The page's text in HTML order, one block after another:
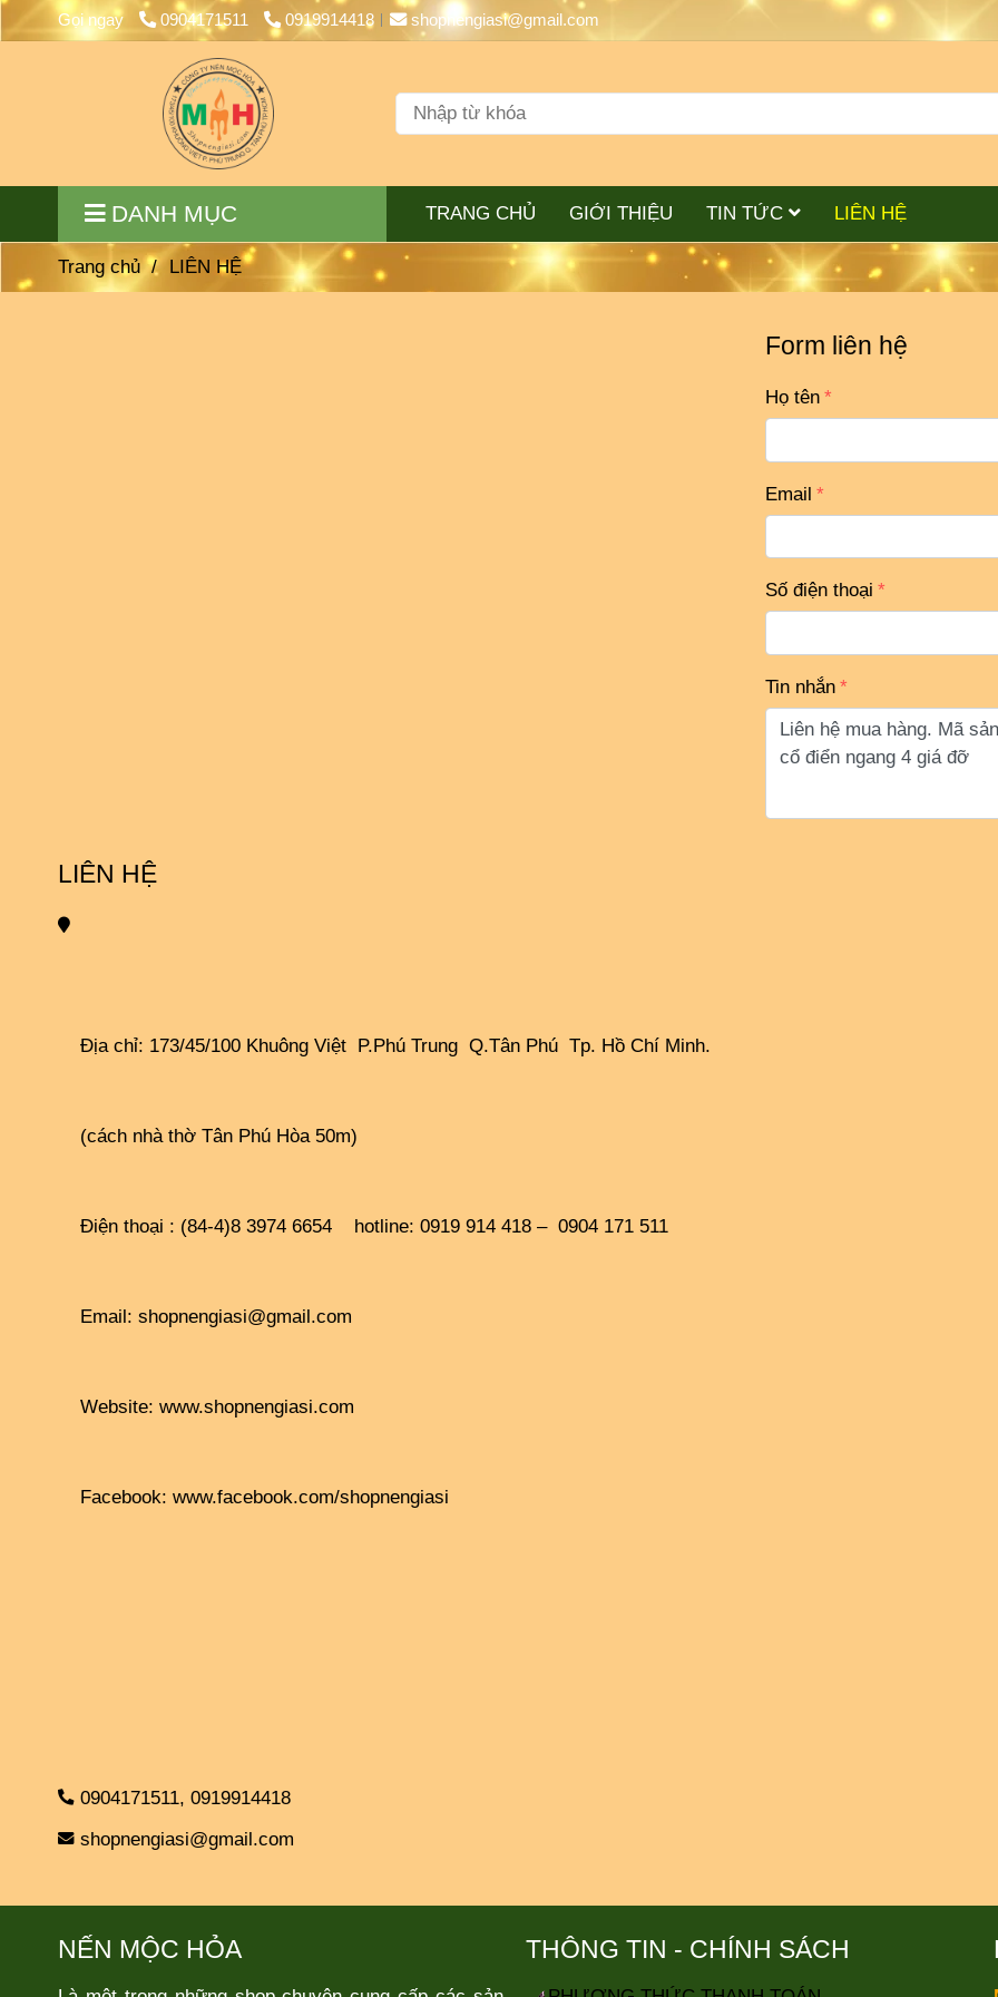
Gọi ngay 0904171511 0919914418 shopnengiasi@gmail.com
DANH MỤC TRANG CHỦ GIỚI THIỆU TIN TỨC LIÊN HỆ
Trang chủ / LIÊN HỆ
LIÊN HỆ
Địa chỉ: 173/45/100 Khuông Việt  P.Phú Trung  Q.Tân Phú  Tp. Hồ Chí Minh.
(cách nhà thờ Tân Phú Hòa 50m)
Điện thoại : (84-4)8 3974 6654    hotline: 0919 914 418 –  0904 171 511
Email: shopnengiasi@gmail.com
Website: www.shopnengiasi.com
Facebook: www.facebook.com/shopnengiasi
0904171511, 0919914418
shopnengiasi@gmail.com
Form liên hệ
Họ tên
Email
Số điện thoại
Tin nhắn
NẾN MỘC HỎA THÔNG TIN - CHÍNH SÁCH